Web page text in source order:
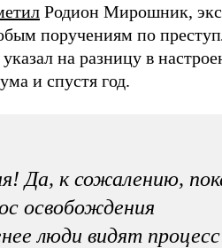
Родион Мирошник,
поручениям по
на разницу в
и спустя год.
Да, к сожалению,
освобождения
люди видят процесс